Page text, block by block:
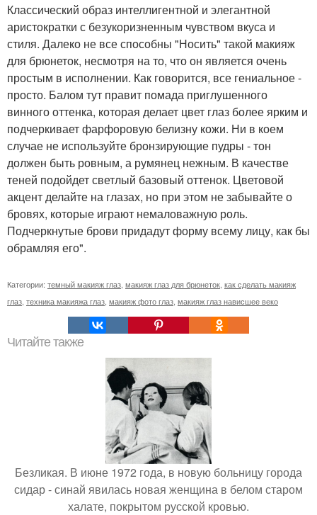
Классический образ интеллигентной и элегантной
аристократки с безукоризненным чувством вкуса и
стиля. Далеко не все способны "Носить" такой макияж
для брюнеток, несмотря на то, что он является очень
простым в исполнении. Как говорится, все гениальное -
просто. Балом тут правит помада приглушенного
винного оттенка, которая делает цвет глаз более ярким и
подчеркивает фарфоровую белизну кожи. Ни в коем
случае не используйте бронзирующие пудры - тон
должен быть ровным, а румянец нежным. В качестве
теней подойдет светлый базовый оттенок. Цветовой
акцент делайте на глазах, но при этом не забывайте о
бровях, которые играют немаловажную роль.
Подчеркнутые брови придадут форму всему лицу, как бы
обрамляя его".
Категории: темный макияж глаз макияж глаз для брюнеток как сделать макияж
глаз техника макияжа глаз макияж фото глаз макияж глаз нависшее веко
Читайте также
Безликая. В июне 1972 года, в новую больницу города
сидар - синай явилась новая женщина в белом старом
халате, покрытом русской кровью.